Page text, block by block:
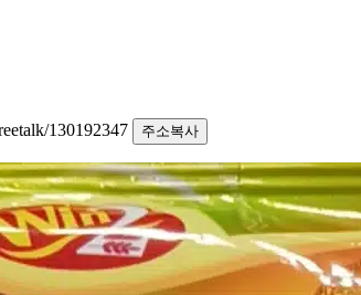
130192347
주소복사